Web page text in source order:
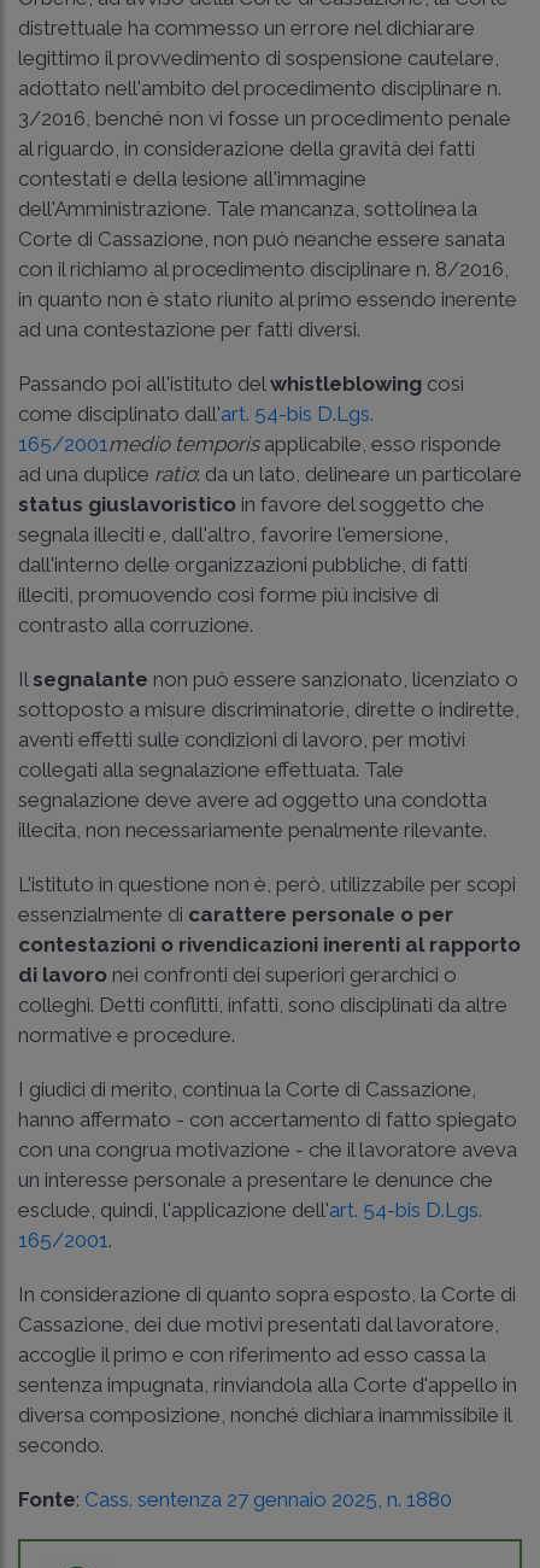
distrettuale ha commesso un errore nel dichiarare
legittimo il provvedimento di sospensione cautelare,
adottato nell'ambito del procedimento disciplinare n.
3/2016, benché non vi fosse un procedimento penale
al riguardo, in considerazione della gravità dei fatti
contestati e della lesione all'immagine
dell'Amministrazione. Tale mancanza, sottolinea la
Corte di Cassazione, non può neanche essere sanata
con il richiamo al procedimento disciplinare n. 8/2016,
in quanto non è stato riunito al primo essendo inerente
ad una contestazione per fatti diversi.
Passando poi all'istituto del whistleblowing così
come disciplinato dall'art. 54-bis D.Lgs.
165/2001 medio temporisapplicabile, esso risponde
ad una duplice ratio: da un lato, delineare un particolare
status giuslavoristico in favore del soggetto che
segnala illeciti e, dall'altro, favorire l'emersione,
dall'interno delle organizzazioni pubbliche, di fatti
illeciti, promuovendo così forme più incisive di
contrasto alla corruzione.
Il segnalante non può essere sanzionato, licenziato o
sottoposto a misure discriminatorie, dirette o indirette,
aventi effetti sulle condizioni di lavoro, per motivi
collegati alla segnalazione effettuata. Tale
segnalazione deve avere ad oggetto una condotta
illecita, non necessariamente penalmente rilevante.
L'istituto in questione non è, però, utilizzabile per scopi
essenzialmente di carattere personale o per
contestazioni o rivendicazioni inerenti al rapporto
di lavoro nei confronti dei superiori gerarchici o
colleghi. Detti conflitti, infatti, sono disciplinati da altre
normative e procedure.
I giudici di merito, continua la Corte di Cassazione,
hanno affermato - con accertamento di fatto spiegato
con una congrua motivazione - che il lavoratore aveva
un interesse personale a presentare le denunce che
esclude, quindi, l'applicazione dell'art. 54-bis D.Lgs.
165/2001 .
In considerazione di quanto sopra esposto, la Corte di
Cassazione, dei due motivi presentati dal lavoratore,
accoglie il primo e con riferimento ad esso cassa la
sentenza impugnata, rinviandola alla Corte d'appello in
diversa composizione, nonché dichiara inammissibile il
secondo.
Fonte: Cass. sentenza 27 gennaio 2025, n. 1880